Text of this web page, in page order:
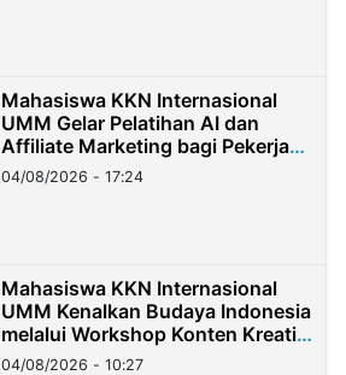
Mahasiswa KKN Internasional
UMM Gelar Pelatihan AI dan
Affiliate Marketing bagi Pekerja
Migran Indonesia di Taiwan
04/08/2026 - 17:24
Mahasiswa KKN Internasional
UMM Kenalkan Budaya Indonesia
melalui Workshop Konten Kreatif
di Taiwan
04/08/2026 - 10:27